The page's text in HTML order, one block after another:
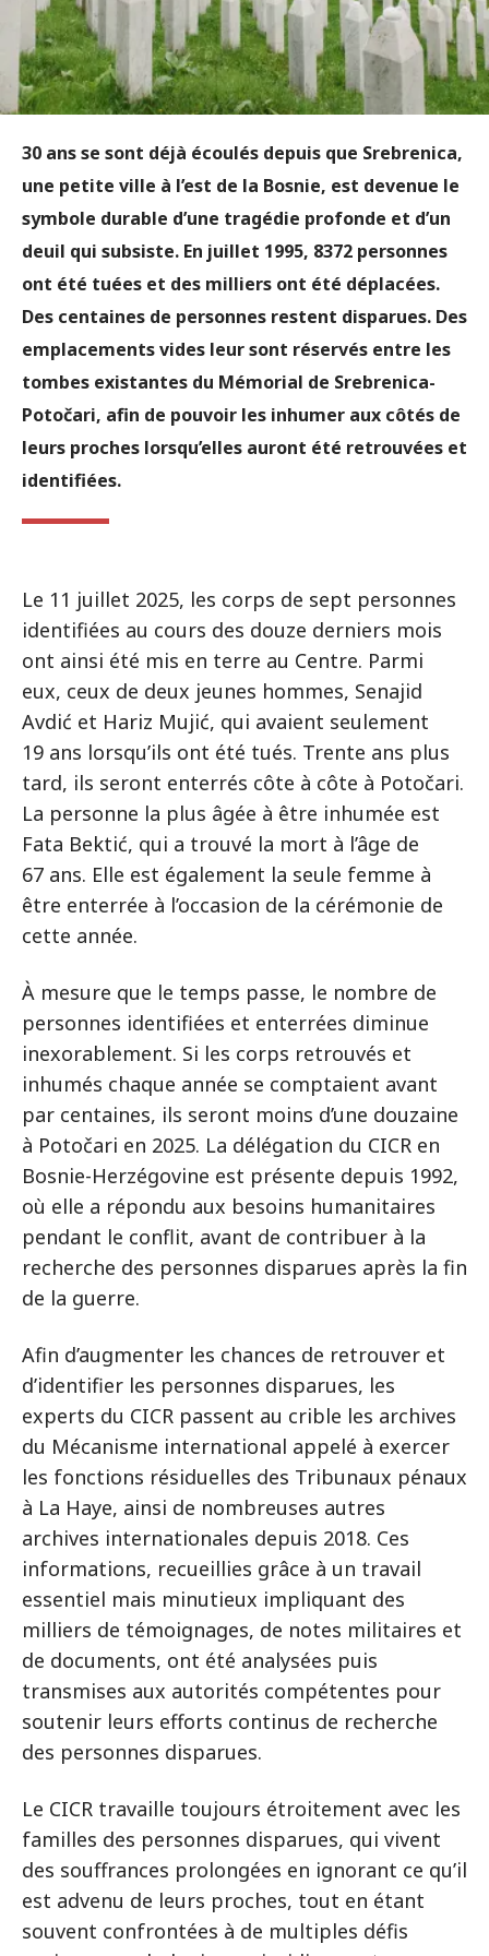
30 ans se sont déjà écoulés depuis que Srebrenica,
une petite ville à l’est de la Bosnie, est devenue le
symbole durable d’une tragédie profonde et d’un
deuil qui subsiste. En juillet 1995, 8372 personnes
ont été tuées et des milliers ont été déplacées.
Des centaines de personnes restent disparues. Des
emplacements vides leur sont réservés entre les
tombes existantes du Mémorial de Srebrenica-
Potočari, afin de pouvoir les inhumer aux côtés de
leurs proches lorsqu’elles auront été retrouvées et
identifiées.
Le 11 juillet 2025, les corps de sept personnes
identifiées au cours des douze derniers mois
ont ainsi été mis en terre au Centre. Parmi
eux, ceux de deux jeunes hommes, Senajid
Avdić et Hariz Mujić, qui avaient seulement
19 ans lorsqu’ils ont été tués. Trente ans plus
tard, ils seront enterrés côte à côte à Potočari.
La personne la plus âgée à être inhumée est
Fata Bektić, qui a trouvé la mort à l’âge de
67 ans. Elle est également la seule femme à
être enterrée à l’occasion de la cérémonie de
cette année.
À mesure que le temps passe, le nombre de
personnes identifiées et enterrées diminue
inexorablement. Si les corps retrouvés et
inhumés chaque année se comptaient avant
par centaines, ils seront moins d’une douzaine
à Potočari en 2025. La délégation du CICR en
Bosnie-Herzégovine est présente depuis 1992,
où elle a répondu aux besoins humanitaires
pendant le conflit, avant de contribuer à la
recherche des personnes disparues après la fin
de la guerre.
Afin d’augmenter les chances de retrouver et
d’identifier les personnes disparues, les
experts du CICR passent au crible les archives
du Mécanisme international appelé à exercer
les fonctions résiduelles des Tribunaux pénaux
à La Haye, ainsi de nombreuses autres
archives internationales depuis 2018. Ces
informations, recueillies grâce à un travail
essentiel mais minutieux impliquant des
milliers de témoignages, de notes militaires et
de documents, ont été analysées puis
transmises aux autorités compétentes pour
soutenir leurs efforts continus de recherche
des personnes disparues.
Le CICR travaille toujours étroitement avec les
familles des personnes disparues, qui vivent
des souffrances prolongées en ignorant ce qu’il
est advenu de leurs proches, tout en étant
souvent confrontées à de multiples défis